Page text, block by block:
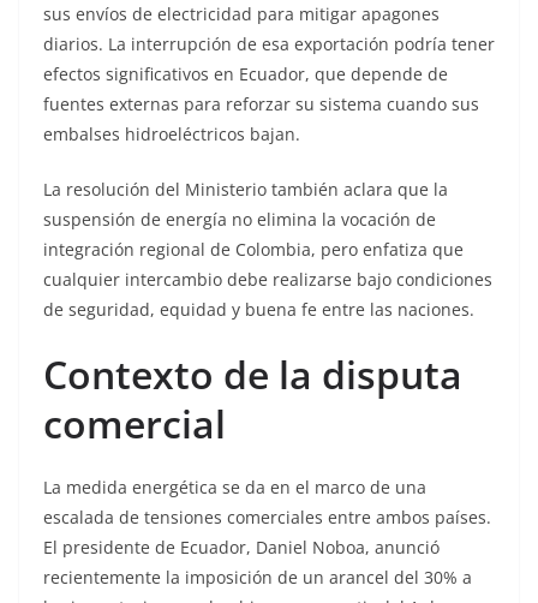
sus envíos de electricidad para mitigar apagones
diarios. La interrupción de esa exportación podría tener
efectos significativos en Ecuador, que depende de
fuentes externas para reforzar su sistema cuando sus
embalses hidroeléctricos bajan.
La resolución del Ministerio también aclara que la
suspensión de energía no elimina la vocación de
integración regional de Colombia, pero enfatiza que
cualquier intercambio debe realizarse bajo condiciones
de seguridad, equidad y buena fe entre las naciones.
Contexto de la disputa
comercial
La medida energética se da en el marco de una
escalada de tensiones comerciales entre ambos países.
El presidente de Ecuador, Daniel Noboa, anunció
recientemente la imposición de un arancel del 30% a